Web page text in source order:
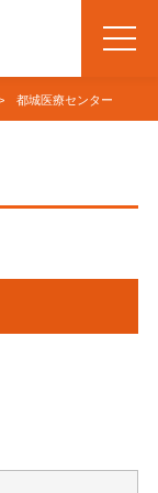
都城医療センター